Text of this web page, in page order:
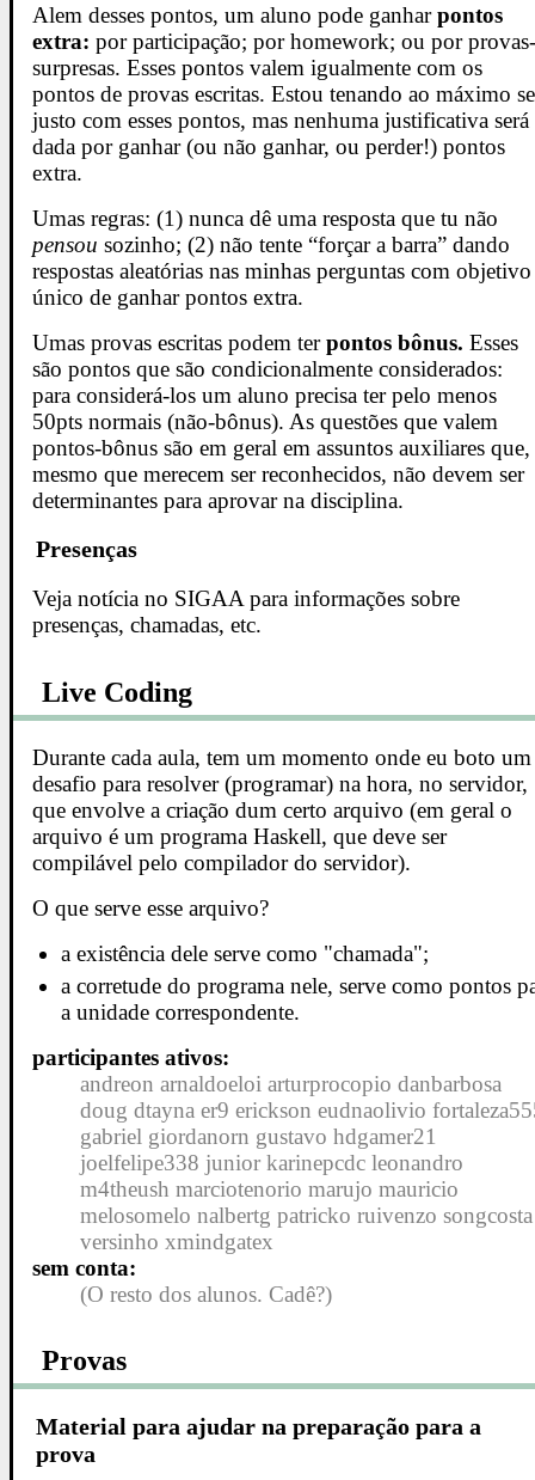
Alem desses pontos, um aluno pode ganharpontos
extra: por participação; por homework; ou por
surpresas. Esses pontos valem igualmente com os
pontos de provas escritas. Estou tenando ao máximo
justo com esses pontos, mas nenhuma justificativa será
dada por ganhar (ou não ganhar, ou perder!) pontos
extra.
Umas regras: (1) nunca dê uma resposta que tu não
pensou sozinho; (2) não tente “forçar a barra” dando
respostas aleatórias nas minhas perguntas com objetivo
único de ganhar pontos extra.
Umas provas escritas podem terpontos bônus. Esses
são pontos que são condicionalmente considerados:
para considerá-los um aluno precisa ter pelo menos
50pts normais (não-bônus). As questões que valem
pontos-bônus são em geral em assuntos auxiliares que,
mesmo que merecem ser reconhecidos, não devem ser
determinantes para aprovar na disciplina.
Presenças
Veja notícia no SIGAA para informações sobre
presenças, chamadas, etc.
Live Coding
Durante cada aula, tem um momento onde eu boto um
desafio para resolver (programar) na hora, no servidor,
que envolve a criação dum certo arquivo (em geral o
arquivo é um programa Haskell, que deve ser
compilável pelo compilador do servidor).
O que serve esse arquivo?
a existência dele serve como "chamada";
a corretude do programa nele, serve como pontos
a unidade correspondente.
participantes ativos:
andreon arnaldoeloi arturprocopio danbarbosa
doug dtayna er9 erickson eudnaolivio
gabriel giordanorn gustavo hdgamer21
joelfelipe338 junior karinepcdc leonandro
m4theush marciotenorio marujo mauricio
melosomelo nalbertg patricko ruivenzo songcosta
versinho xmindgatex
sem conta:
(O resto dos alunos. Cadê?)
Provas
Material para ajudar na preparação para a
prova